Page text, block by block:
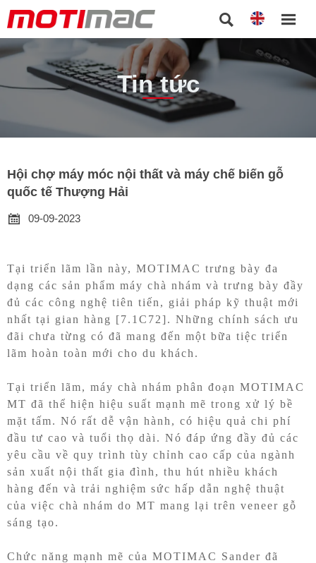
 
Tin tức
Hội chợ máy móc nội thất và máy chế biến gỗ
quốc tế Thượng Hải

09-09-2023
Tại triển lãm lần này, MOTIMAC trưng bày đa
dạng các sản phẩm máy chà nhám và trưng bày đầy
đủ các công nghệ tiên tiến, giải pháp kỹ thuật mới
nhất tại gian hàng [7.1C72]. Những chính sách ưu
đãi chưa từng có đã mang đến một bữa tiệc triển
lãm hoàn toàn mới cho du khách.
Tại triển lãm, máy chà nhám phân đoạn MOTIMAC
MT đã thể hiện hiệu suất mạnh mẽ trong xử lý bề
mặt tấm. Nó rất dễ vận hành, có hiệu quả chi phí
đầu tư cao và tuổi thọ dài. Nó đáp ứng đầy đủ các
yêu cầu về quy trình tùy chỉnh cao cấp của ngành
sản xuất nội thất gia đình, thu hút nhiều khách
hàng đến và trải nghiệm sức hấp dẫn nghệ thuật
của việc chà nhám do MT mang lại trên veneer gỗ
sáng tạo.
Chức năng mạnh mẽ của MOTIMAC Sander đã